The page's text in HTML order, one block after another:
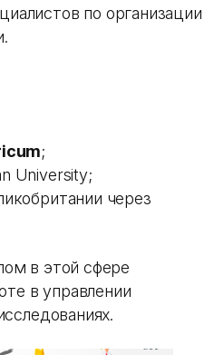
по организации
;
University;
через
в этой сфере
в управлении